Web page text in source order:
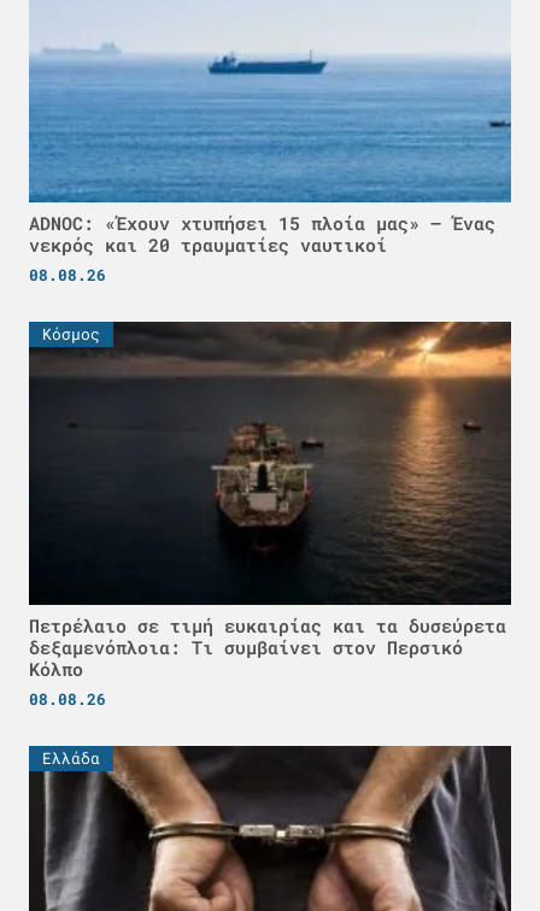
ADNOC: «Έχουν χτυπήσει 15 πλοία μας» – Ένας
νεκρός και 20 τραυματίες ναυτικοί
08.08.26
Κόσμος
Πετρέλαιο σε τιμή ευκαιρίας και τα δυσεύρετα
δεξαμενόπλοια: Τι συμβαίνει στον Περσικό
Κόλπο
08.08.26
Ελλάδα